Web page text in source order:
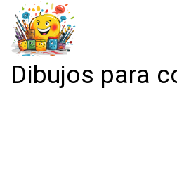
Dibujos para